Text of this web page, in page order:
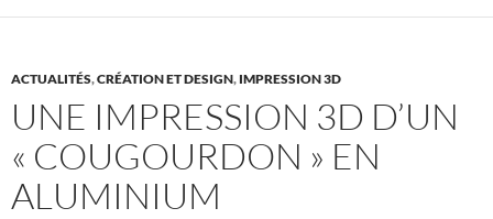
ACTUALITÉS,CRÉATION ET DESIGN, IMPRESSION 3D
UNE IMPRESSION 3D D’UN
« COUGOURDON » EN
ALUMINIUM